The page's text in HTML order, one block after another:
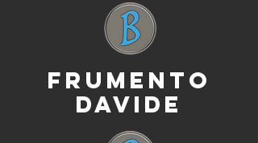
FRUMENTO
DAVIDE